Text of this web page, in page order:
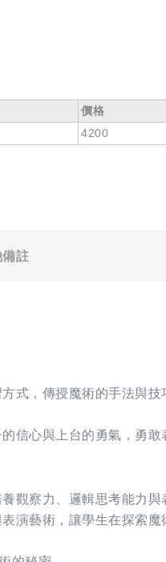
價格
4200
註
式，傳授魔術的手法與
信心與上台的勇氣，勇
觀察力、邏輯思考能力
演藝術，讓學生在探索魔